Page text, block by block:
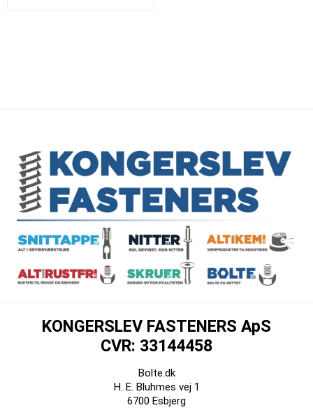
KONGERSLEV FASTENERS ApS
CVR: 33144458
Bolte.dk
H. E. Bluhmes vej 1
6700 Esbjerg